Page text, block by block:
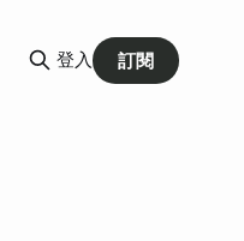
登入 訂閱